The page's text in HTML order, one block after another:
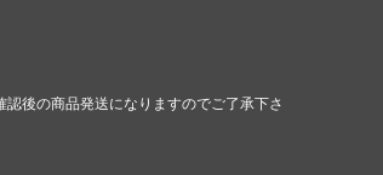
後の商品発送になりますのでご了承下さ